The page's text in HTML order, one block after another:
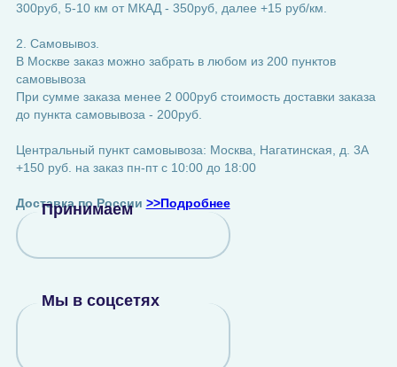
300руб, 5-10 км от МКАД - 350руб, далее +15 руб/км.
2. Самовывоз.
В Москве заказ можно забрать в любом из 200 пунктов
самовывоза
При сумме заказа менее 2 000руб стоимость доставки заказа
до пункта самовывоза - 200руб.
Центральный пункт самовывоза: Москва, Нагатинская, д. 3А
+150 руб. на заказ пн-пт с 10:00 до 18:00
Доставка по России >>Подробнее
Принимаем
Мы в соцсетях